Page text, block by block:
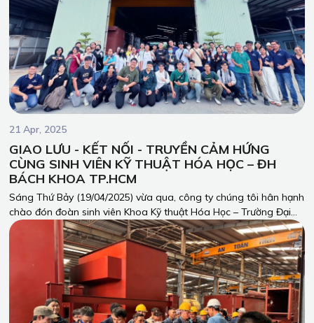
21 Apr, 2025
GIAO LƯU - KẾT NỐI - TRUYỀN CẢM HỨNG
CÙNG SINH VIÊN KỸ THUẬT HÓA HỌC – ĐH
BÁCH KHOA TP.HCM
Sáng Thứ Bảy (19/04/2025) vừa qua, công ty chúng tôi hân hạnh
chào đón đoàn sinh viên Khoa Kỹ thuật Hóa Học – Trường Đại
học Bách Khoa – Đại học Quốc gia TP.HCM đến tham quan và
giao lưu tại nhà xưởng Phúc Trường Hải.